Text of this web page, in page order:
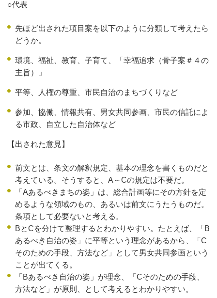
○代表
先ほど出された項目案を以下のように分類して考えたら
どうか。
環境、福祉、教育、子育て、「幸福追求（骨子案＃４の
主旨）」
平等、人権の尊重、市民自治のまちづくりなど
参加、協働、情報共有、男女共同参画、市民の信託によ
る市政、自立した自治体など
【出された意見】
前文とは、条文の解釈規定、基本の理念を書くものだと
考えている。そうすると、A～Cの規定は不要だ。
「Aあるべきまちの姿」は、総合計画等にその方針を定
めるような領域のもの、あるいは前文にうたうものだ。
条項として必要ないと考える。
BとCを分けて整理するとわかりやすい。たとえば、「B
あるべき自治の姿」に平等という理念があるから、「C
そのための手段、方法など」として男女共同参画という
ことが出てくる。
「Bあるべき自治の姿」が理念、「Cそのための手段、
方法など」が原則、として考えるとわかりやすい。